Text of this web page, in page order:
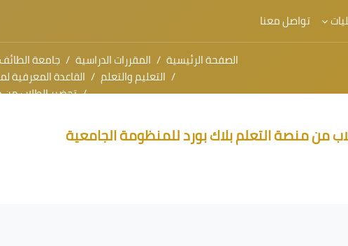
تواصل معنا
الصفحة الرئيسية
المقررات الدراسية جامعة الطائف
التعليم والتعلم
القاعدة المعرفية لمهارات التعليم
تحضير الطلاب من منصة التعلم بلاك
من منصة التعلم بلاك بورد للمنظومة الجامعية